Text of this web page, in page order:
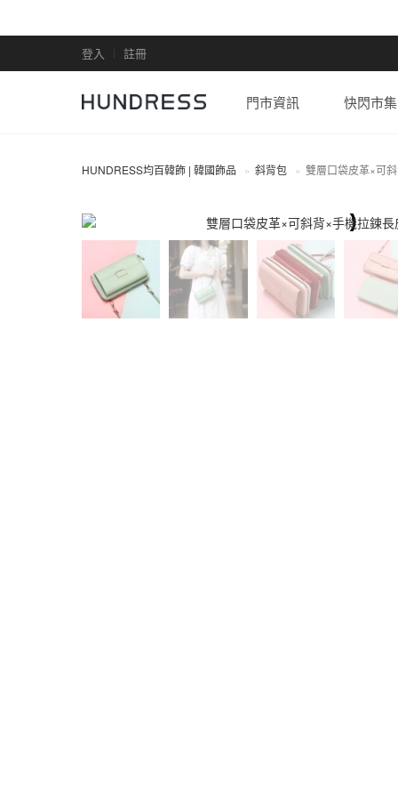
登入 註冊
門市資訊 快閃市集
HUNDRESS均百韓飾 | 韓國飾品 斜背包 雙層口袋皮革×可